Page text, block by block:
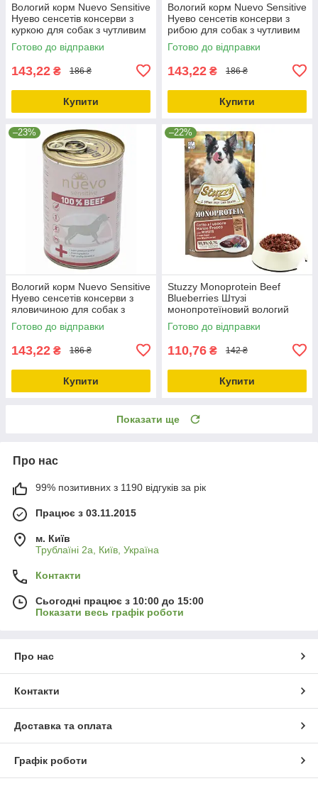
Вологий корм Nuevo Sensitive
Нуево сенсетів консерви з
куркою для собак з чутливим
травленням 400г (95154)
Готово до відправки
143,22 ₴ 186 ₴
Купити
Вологий корм Nuevo Sensitive
Нуево сенсетів консерви з
рибою для собак з чутливим
травленням 375г 95157
Готово до відправки
143,22 ₴ 186 ₴
Купити
–23%
Вологий корм Nuevo Sensitive
Нуево сенсетів консерви з
яловичиною для собак з
чутливим травленням 400г
(95151)
Готово до відправки
143,22 ₴ 186 ₴
Купити
–22%
Stuzzy Monoprotein Beef
Blueberries Штузі
монопротеїновий вологий
корм для собак яловичина з
чорницею пауч 150г (184030)
Готово до відправки
110,76 ₴ 142 ₴
Купити
Показати ще
Про нас
99% позитивних з 1190 відгуків за рік
Працює з 03.11.2015
м. Київ
Трублаїні 2а, Київ, Україна
Контакти
Сьогодні працює з 10:00 до 15:00
Показати весь графік роботи
Про нас
Контакти
Доставка та оплата
Графік роботи